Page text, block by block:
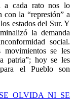
a cada rato nos lo
con la “represión” a
estados del Sur. Y
la demanda
social.
movimientos se les
patria”; hoy se les
el Pueblo son
OLVIDA NI SE